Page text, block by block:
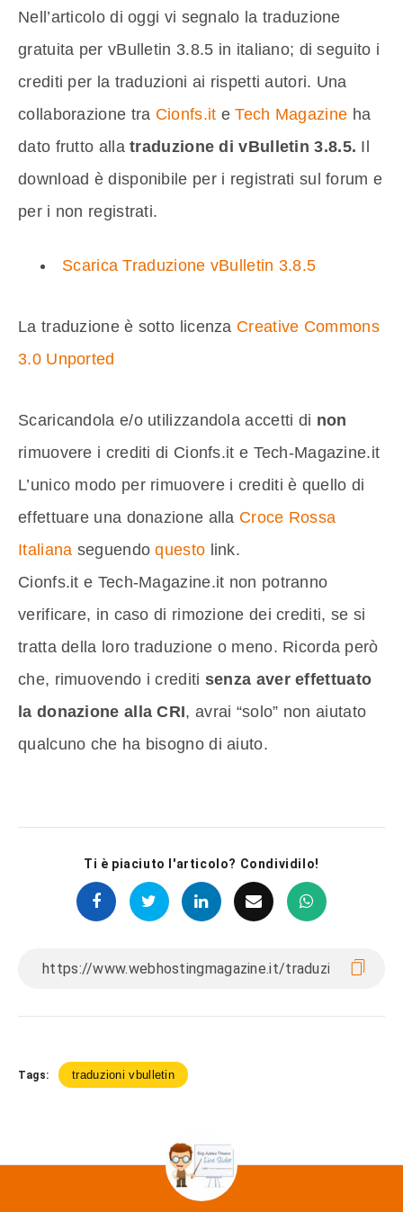
Nell’articolo di oggi vi segnalo la traduzione
gratuita per vBulletin 3.8.5 in italiano; di seguito i
crediti per la traduzioni ai rispetti autori. Una
collaborazione tra Cionfs.it eTech Magazine ha
dato frutto allatraduzione di vBulletin 3.8.5. Il
download è disponibile per i registrati sul forum e
per i non registrati.
Scarica Traduzione vBulletin 3.8.5
La traduzione è sotto licenza Creative Commons
3.0 Unported
Scaricandola e/o utilizzandola accetti di non
rimuovere i crediti di Cionfs.it e Tech-Magazine.it
L’unico modo per rimuovere i crediti è quello di
effettuare una donazione alla Croce Rossa
Italiana seguendoquesto link.
Cionfs.it e Tech-Magazine.it non potranno
verificare, in caso di rimozione dei crediti, se si
tratta della loro traduzione o meno. Ricorda però
che, rimuovendo i crediti senza aver effettuato
la donazione alla CRI, avrai “solo” non aiutato
qualcuno che ha bisogno di aiuto.
Ti è piaciuto l'articolo? Condividilo!
Tags: traduzioni vbulletin